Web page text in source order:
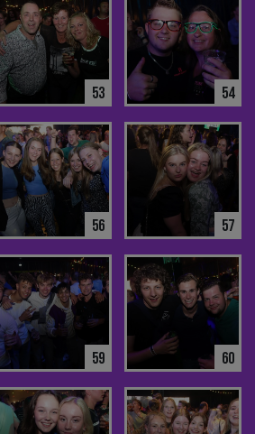
53 54
56 57
59 60